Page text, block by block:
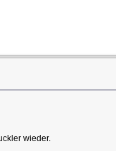
wieder.